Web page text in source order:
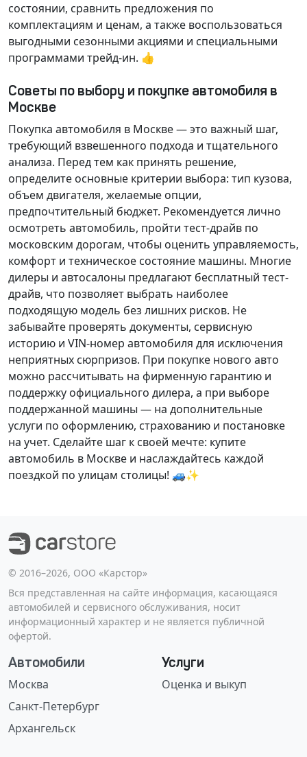
состоянии, сравнить предложения по
комплектациям и ценам, а также воспользоваться
выгодными сезонными акциями и специальными
программами трейд-ин. 👍
Советы по выбору и покупке автомобиля в
Москве
Покупка автомобиля в Москве — это важный шаг,
требующий взвешенного подхода и тщательного
анализа. Перед тем как принять решение,
определите основные критерии выбора: тип кузова,
объем двигателя, желаемые опции,
предпочтительный бюджет. Рекомендуется лично
осмотреть автомобиль, пройти тест-драйв по
московским дорогам, чтобы оценить управляемость,
комфорт и техническое состояние машины. Многие
дилеры и автосалоны предлагают бесплатный тест-
драйв, что позволяет выбрать наиболее
подходящую модель без лишних рисков. Не
забывайте проверять документы, сервисную
историю и VIN-номер автомобиля для исключения
неприятных сюрпризов. При покупке нового авто
можно рассчитывать на фирменную гарантию и
поддержку официального дилера, а при выборе
поддержанной машины — на дополнительные
услуги по оформлению, страхованию и постановке
на учет. Сделайте шаг к своей мечте: купите
автомобиль в Москве и наслаждайтесь каждой
поездкой по улицам столицы! 🚙✨
©️ 2016–2026, ООО «Карстор»
Вся представленная на сайте информация, касающаяся
автомобилей и сервисного обслуживания, носит
информационный характер и не является публичной
офертой.
Автомобили
Москва
Санкт-Петербург
Архангельск
Услуги
Оценка и выкуп